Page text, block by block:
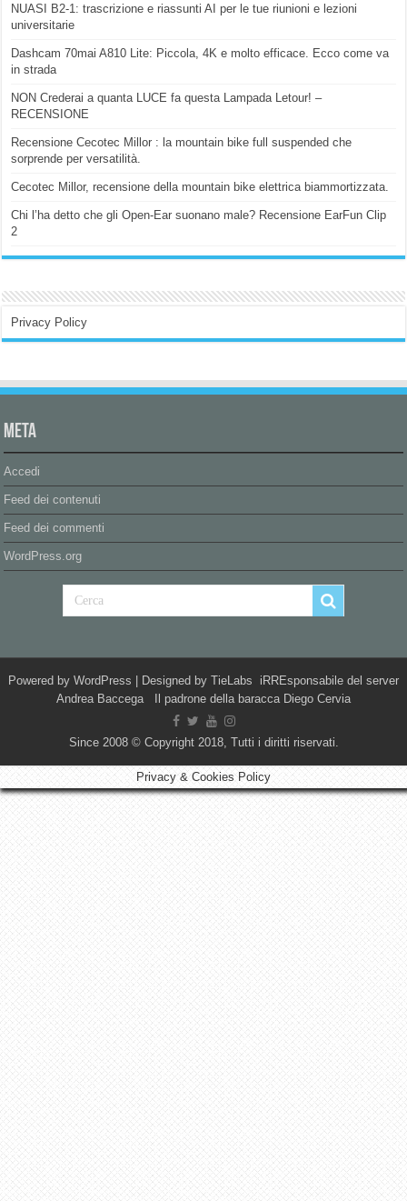
NUASI B2-1: trascrizione e riassunti AI per le tue riunioni e lezioni
universitarie
Dashcam 70mai A810 Lite: Piccola, 4K e molto efficace. Ecco come va
in strada
NON Crederai a quanta LUCE fa questa Lampada Letour! –
RECENSIONE
Recensione Cecotec Millor : la mountain bike full suspended che
sorprende per versatilità.
Cecotec Millor, recensione della mountain bike elettrica biammortizzata.
Chi l’ha detto che gli Open-Ear suonano male? Recensione EarFun Clip
2
Privacy Policy
Meta
Accedi
Feed dei contenuti
Feed dei commenti
WordPress.org
Powered by WordPress | Designed by TieLabs iRREsponsabile del server
Andrea Baccega Il padrone della baracca Diego Cervia
Since 2008 © Copyright 2018, Tutti i diritti riservati.
Privacy & Cookies Policy